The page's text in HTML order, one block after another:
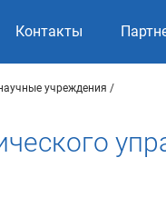
Контакты
учреждения